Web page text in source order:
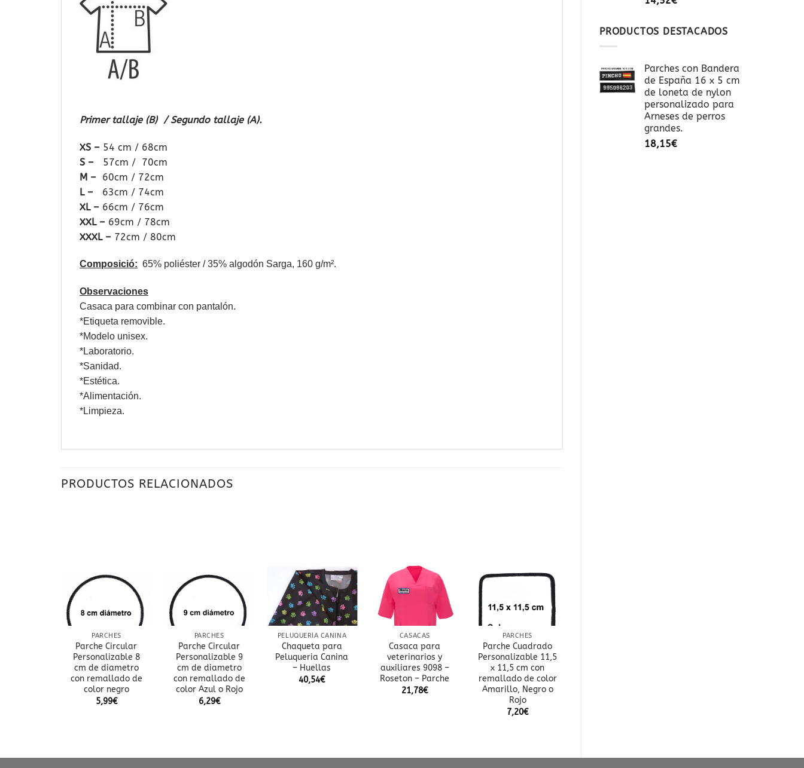
PRODUCTOS DESTACADOS
Parches con Bandera
de España 16 x 5 cm
de loneta de nylon
personalizado para
Arneses de perros
grandes.
18,15€
Primer tallaje (B) / Segundo tallaje (A).
XS – 54 cm / 68cm
S – 57cm / 70cm
M – 60cm / 72cm
L – 63cm / 74cm
XL – 66cm / 76cm
XXL – 69cm / 78cm
XXXL – 72cm / 80cm
Composició: 65% poliéster / 35% algodón Sarga, 160 g/m².
Observaciones
Casaca para combinar con pantalón.
*Etiqueta removible.
*Modelo unisex.
*Laboratorio.
*Sanidad.
*Estética.
*Alimentación.
*Limpieza.
PRODUCTOS RELACIONADOS
PARCHES
Parche Circular
Personalizable 8
cm de diametro
con remallado de
color negro
5,99€
PARCHES
Parche Circular
Personalizable 9
cm de diametro
con remallado de
color Azul o Rojo
6,29€
deseos
PELUQUERÍA CANINA
Chaqueta para
Peluqueria Canina
– Huellas
40,54€
deseos
CASACAS
Casaca para
veterinarios y
auxiliares 9098 –
Roseton – Parche
21,78€
deseos
PARCHES
Parche Cuadrado
Personalizable 11,5
x 11,5 cm con
remallado de color
Amarillo, Negro o
Rojo
7,20€